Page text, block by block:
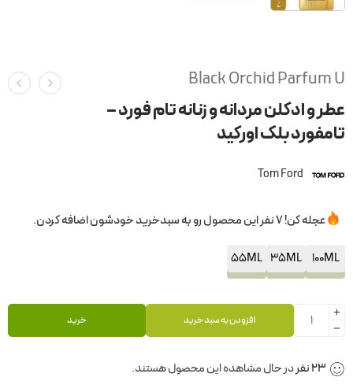
Black Orchid Parfum U
عطر و ادکلن مردانه و زنانه تام فورد –
تامفورد بلک اورکید
Tom Ford
عجله کن! 7 نفر این محصول رو به سبدخرید خودشون اضافه کردن.
100ML
35ML
55ML
افزودن به سبد خرید خرید
23نفردر حال مشاهده این محصول هستند.